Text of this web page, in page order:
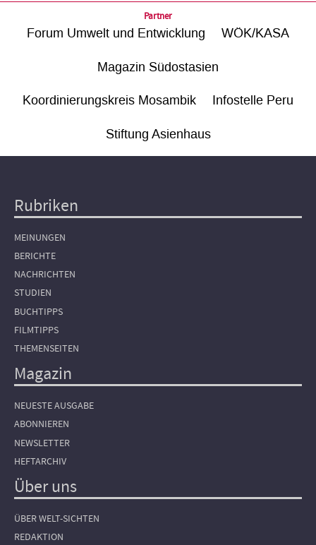
Partner
Forum Umwelt und Entwicklung WÖK/KASA
Magazin Südostasien
Koordinierungskreis Mosambik Infostelle Peru
Stiftung Asienhaus
Hauptnavigation
Rubriken
MEINUNGEN
BERICHTE
NACHRICHTEN
STUDIEN
BUCHTIPPS
FILMTIPPS
THEMENSEITEN
Magazin
NEUESTE AUSGABE
ABONNIEREN
NEWSLETTER
HEFTARCHIV
Über uns
ÜBER WELT-SICHTEN
REDAKTION